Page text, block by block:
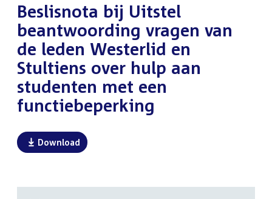
:Beslisnota bij Uitstel
beantwoording vragen van
de leden Westerlid en
Stultiens over hulp aan
studenten met een
functiebeperking
Download